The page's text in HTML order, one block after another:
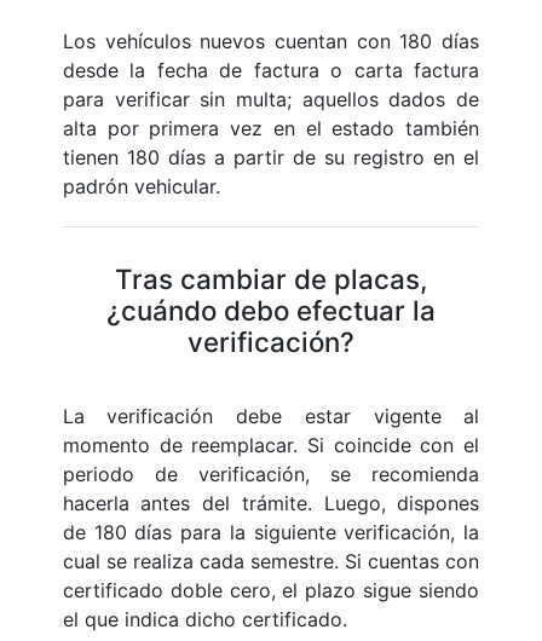
Los vehículos nuevos cuentan con 180 días
desde la fecha de factura o carta factura
para verificar sin multa; aquellos dados de
alta por primera vez en el estado también
tienen 180 días a partir de su registro en el
padrón vehicular.
Tras cambiar de placas,
¿cuándo debo efectuar la
verificación?
La verificación debe estar vigente al
momento de reemplacar. Si coincide con el
periodo de verificación, se recomienda
hacerla antes del trámite. Luego, dispones
de 180 días para la siguiente verificación, la
cual se realiza cada semestre. Si cuentas con
certificado doble cero, el plazo sigue siendo
el que indica dicho certificado.